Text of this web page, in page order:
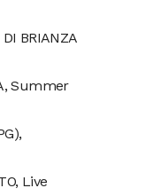
BRIANZA
Summer
Live